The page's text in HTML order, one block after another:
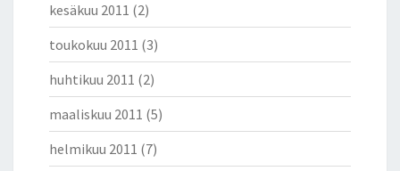
kesäkuu 2011 (2)
toukokuu 2011 (3)
huhtikuu 2011 (2)
maaliskuu 2011 (5)
helmikuu 2011 (7)